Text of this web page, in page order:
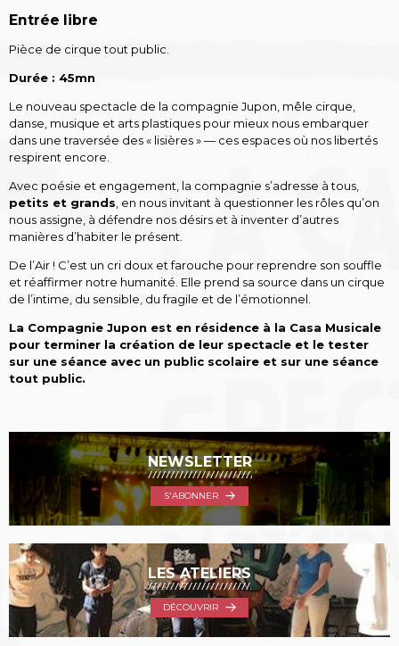
Entrée libre
Pièce de cirque tout public.
Durée : 45mn
Le nouveau spectacle de la compagnie Jupon, mêle cirque,
danse, musique et arts plastiques pour mieux nous embarquer
dans une traversée des « lisières » — ces espaces où nos libertés
respirent encore.
Avec poésie et engagement, la compagnie s’adresse à tous,
petits et grands , en nous invitant à questionner les rôles qu’on
nous assigne, à défendre nos désirs et à inventer d’autres
manières d’habiter le présent.
De l’Air ! C’est un cri doux et farouche pour reprendre son souffle
et réaffirmer notre humanité. Elle prend sa source dans un cirque
de l’intime, du sensible, du fragile et de l’émotionnel.
La Compagnie Jupon est en résidence à la Casa Musicale
pour terminer la création de leur spectacle et le tester
sur une séance avec un public scolaire et sur une séance
tout public.
NEWSLETTER
S'ABONNER
LES ATELIERS
DÉCOUVRIR